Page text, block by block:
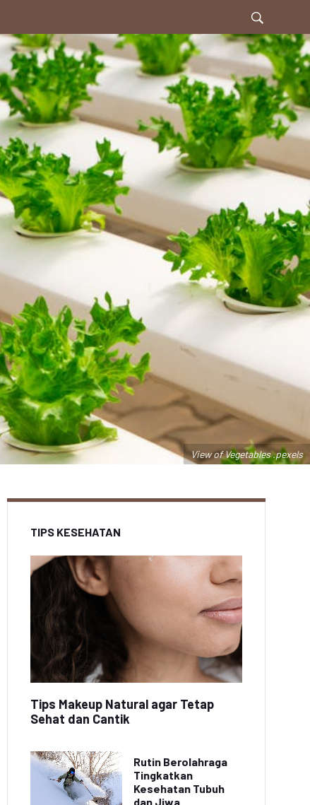
View of Vegetables .pexels
TIPS KESEHATAN
Tips Makeup Natural agar Tetap
Sehat dan Cantik
Rutin Berolahraga
Tingkatkan
Kesehatan Tubuh
dan Jiwa